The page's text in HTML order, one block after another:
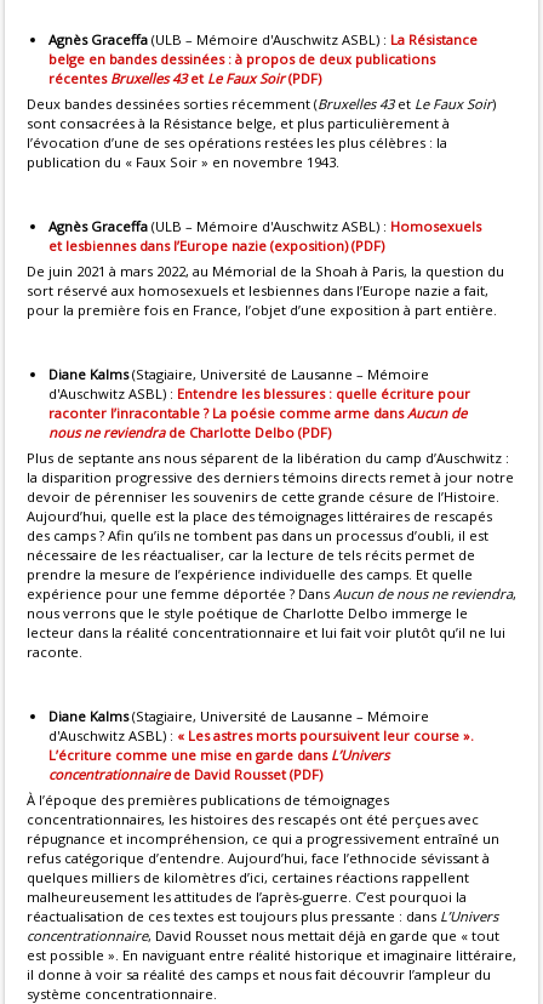
Agnès Graceffa (ULB – Mémoire d'Auschwitz ASBL) : La Résistance
belge en bandes dessinées : à propos de deux publications
récentes Bruxelles 43et Le Faux Soir(PDF)
Deux bandes dessinées sorties récemment (Bruxelles 43et Le Faux Soir)
sont consacrées à la Résistance belge, et plus particulièrement à
l’évocation d’une de ses opérations restées les plus célèbres : la
publication du « Faux Soir » en novembre 1943.
Agnès Graceffa (ULB – Mémoire d'Auschwitz ASBL) : Homosexuels
et lesbiennes dans l’Europe nazie (exposition) (PDF)
De juin 2021 à mars 2022, au Mémorial de la Shoah à Paris, la question du
sort réservé aux homosexuels et lesbiennes dans l’Europe nazie a fait,
pour la première fois en France, l’objet d’une exposition à part entière.
Diane Kalms(Stagiaire, Université de Lausanne – Mémoire
d'Auschwitz ASBL) : Entendre les blessures : quelle écriture pour
raconter l’inracontable ? La poésie comme arme dansAucun de
nous ne reviendrade Charlotte Delbo (PDF)
Plus de septante ans nous séparent de la libération du camp d’Auschwitz :
la disparition progressive des derniers témoins directs remet à jour notre
devoir de pérenniser les souvenirs de cette grande césure de l’Histoire.
Aujourd’hui, quelle est la place des témoignages littéraires de rescapés
des camps ? Afin qu’ils ne tombent pas dans un processus d’oubli, il est
nécessaire de les réactualiser, car la lecture de tels récits permet de
prendre la mesure de l’expérience individuelle des camps. Et quelle
expérience pour une femme déportée ? Dans Aucun de nous ne reviendra,
nous verrons que le style poétique de Charlotte Delbo immerge le
lecteur dans la réalité concentrationnaire et lui fait voir plutôt qu’il ne lui
raconte.
Diane Kalms(Stagiaire, Université de Lausanne – Mémoire
d'Auschwitz ASBL) : « Les astres morts poursuivent leur course ».
L’écriture comme une mise en garde dans L’Univers
concentrationnairede David Rousset (PDF)
À l’époque des premières publications de témoignages
concentrationnaires, les histoires des rescapés ont été perçues avec
répugnance et incompréhension, ce qui a progressivement entraîné un
refus catégorique d’entendre. Aujourd’hui, face l’ethnocide sévissant à
quelques milliers de kilomètres d’ici, certaines réactions rappellent
malheureusement les attitudes de l’après-guerre. C’est pourquoi la
réactualisation de ces textes est toujours plus pressante : dans L’Univers
concentrationnaire, David Rousset nous mettait déjà en garde que « tout
est possible ». En naviguant entre réalité historique et imaginaire littéraire,
il donne à voir sa réalité des camps et nous fait découvrir l’ampleur du
système concentrationnaire.